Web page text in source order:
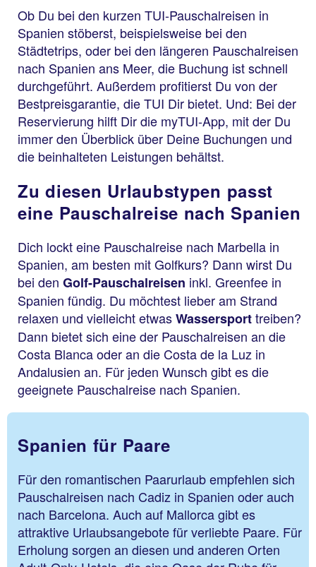
Ob Du bei den kurzen TUI-Pauschalreisen in
Spanien stöberst, beispielsweise bei den
Städtetrips, oder bei den längeren Pauschalreisen
nach Spanien ans Meer, die Buchung ist schnell
durchgeführt. Außerdem profitierst Du von der
Bestpreisgarantie, die TUI Dir bietet. Und: Bei der
Reservierung hilft Dir die myTUI-App, mit der Du
immer den Überblick über Deine Buchungen und
die beinhalteten Leistungen behältst.
Zu diesen Urlaubstypen passt
eine Pauschalreise nach Spanien
Dich lockt eine Pauschalreise nach Marbella in
Spanien, am besten mit Golfkurs? Dann wirst Du
bei den Golf-Pauschalreisen inkl. Greenfee in
Spanien fündig. Du möchtest lieber am Strand
relaxen und vielleicht etwasWassersporttreiben?
Dann bietet sich eine der Pauschalreisen an die
Costa Blanca oder an die Costa de la Luz in
Andalusien an. Für jeden Wunsch gibt es die
geeignete Pauschalreise nach Spanien.
Spanien für Paare
Für den romantischen Paarurlaub empfehlen sich
Pauschalreisen nach Cadiz in Spanien oder auch
nach Barcelona. Auch auf Mallorca gibt es
attraktive Urlaubsangebote für verliebte Paare. Für
Erholung sorgen an diesen und anderen Orten